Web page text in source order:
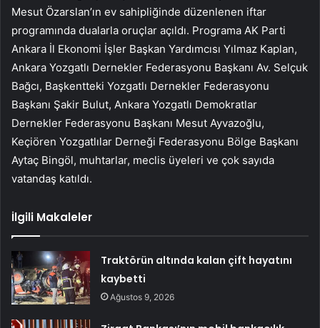
Mesut Özarslan’ın ev sahipliğinde düzenlenen iftar
programında dualarla oruçlar açıldı. Programa AK Parti
Ankara İl Ekonomi İşler Başkan Yardımcısı Yılmaz Kaplan,
Ankara Yozgatlı Dernekler Federasyonu Başkanı Av. Selçuk
Bağcı, Başkentteki Yozgatlı Dernekler Federasyonu
Başkanı Şakir Bulut, Ankara Yozgatlı Demokratlar
Dernekler Federasyonu Başkanı Mesut Ayvazoğlu,
Keçiören Yozgatlılar Derneği Federasyonu Bölge Başkanı
Aytaç Bingöl, muhtarlar, meclis üyeleri ve çok sayıda
vatandaş katıldı.
İlgili Makaleler
Traktörün altında kalan çift hayatını
kaybetti
Ağustos 9, 2026